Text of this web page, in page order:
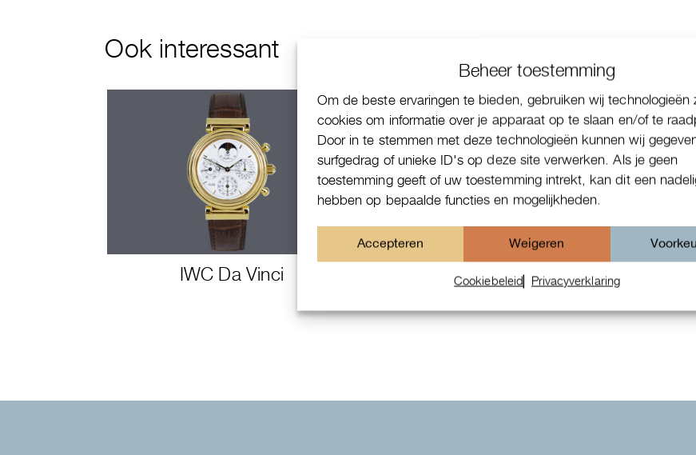
Beheer toestemming
Om de beste ervaringen te bieden, gebruiken wij technologieën
cookies om informatie over je apparaat op te slaan en/of te
Door in te stemmen met deze technologieën kunnen wij
surfgedrag of unieke ID's op deze site verwerken. Als je geen
toestemming geeft of uw toestemming intrekt, kan dit een
hebben op bepaalde functies en mogelijkheden.
Accepteren Weigeren
Cookiebeleid Privacyverklaring
Ook interessant
IWC Da Vinci
Patek Philippe Annual Calendar